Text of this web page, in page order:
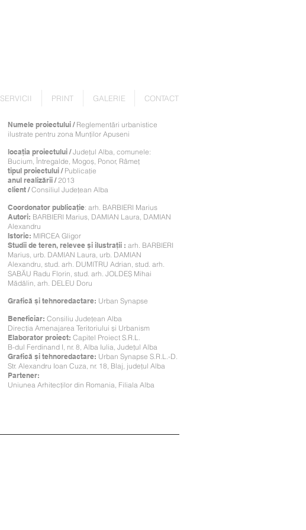
SERVICII PRINT GALERIE CONTACT
Numele proiectului / Reglementări urbanistice
ilustrate pentru zona Munților Apuseni
locația proiectului /Județul Alba, comunele:
Bucium, Întregalde, Mogoș, Ponor, Râmeț
tipul proiectului /Publicație
anul realizării /2013
client /Consiliul Județean Alba
Coordonator publicație: arh. BARBIERI Marius
Autori: BARBIERI Marius, DAMIAN Laura, DAMIAN
Alexandru
Istoric: MIRCEA Gligor
Studii de teren, relevee și ilustrații : arh. BARBIERI
Marius, urb. DAMIAN Laura, urb. DAMIAN
Alexandru, stud. arh. DUMITRU Adrian, stud. arh.
SABĂU Radu Florin, stud. arh. JOLDEȘ Mihai
Mădălin, arh. DELEU Doru
Grafică și tehnoredactare: Urban Synapse
Beneficiar: Consiliu Judeţean Alba
Direcția Amenajarea Teritoriului și Urbanism
Elaborator proiect: Capitel Proiect S.R.L.
B-dul Ferdinand I, nr. 8, Alba Iulia, Judeţul Alba
Grafică și tehnoredactare: Urban Synapse S.R.L.-D.
Str. Alexandru Ioan Cuza, nr. 18, Blaj, judeţul Alba
Partener:
Uniunea Arhitecţilor din Romania, Filiala Alba